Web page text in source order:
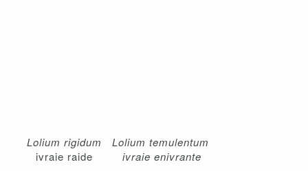
Lolium rigidum
ivraie raide
Lolium temulentum
ivraie enivrante